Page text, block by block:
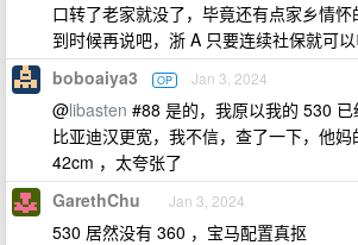
口转了老家就没了，毕竟还有点家乡情怀
到时候再说吧，浙 A 只要连续社保就可
boboaiya3 OP Jan 3, 2024
@libasten #88 是的，我原以我的 530
比亚迪汉更宽，我不信，查了一下，他
42cm ，太夸张了
GarethChu Jan 3, 2024
530 居然没有 360 ，宝马配置真抠